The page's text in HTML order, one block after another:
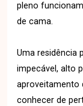
pleno
de cama.
Uma residência
impecável, alto
aproveitamento
conhecer de